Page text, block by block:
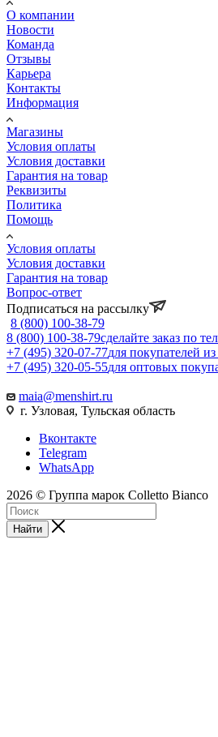
О компании
Новости
Команда
Отзывы
Карьера
Контакты
Информация
Магазины
Условия оплаты
Условия доставки
Гарантия на товар
Реквизиты
Политика
Помощь
Условия оплаты
Условия доставки
Гарантия на товар
Вопрос-ответ
Подписаться на рассылку
8 (800) 100-38-79
8 (800) 100-38-79сделайте заказ по
+7 (495) 320-07-77для покупателей
+7 (495) 320-05-55для оптовых
maia@menshirt.ru
г. Узловая, Тульская область
Вконтакте
Telegram
WhatsApp
2026 © Группа марок Colletto Bianco
Найти